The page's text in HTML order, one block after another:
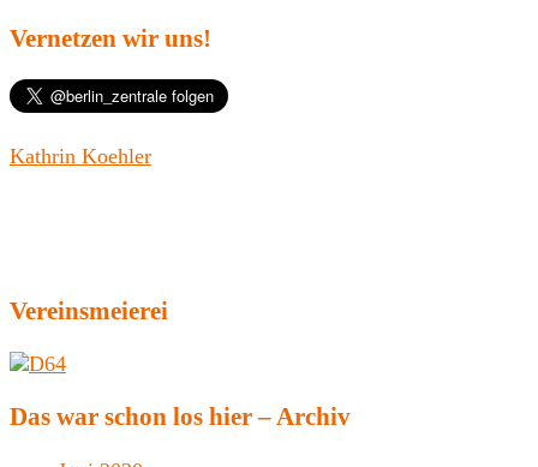
Vernetzen wir uns!
Kathrin Koehler
Vereinsmeierei
Das war schon los hier – Archiv